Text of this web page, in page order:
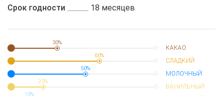
Срок годности
18 месяцев
30%
КАКАО
60%
СЛАДКИЙ
50%
МОЛОЧНЫЙ
20%
ВАНИЛЬНЫЙ
10%